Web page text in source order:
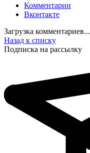
Комментарии
Вконтакте
Загрузка комментариев...
Назад к списку
Подписка на рассылку